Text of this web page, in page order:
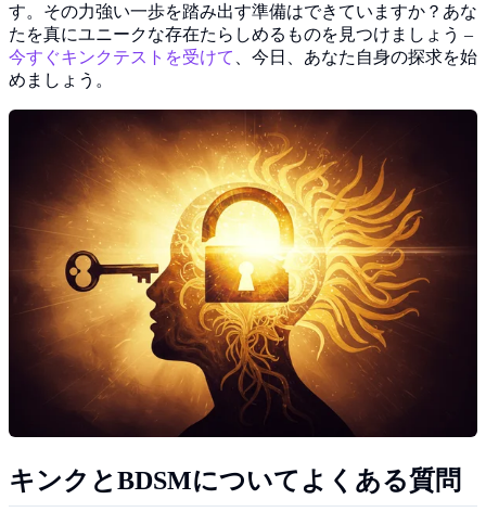
す。その力強い一歩を踏み出す準備はできていますか？あな
たを真にユニークな存在たらしめるものを見つけましょう –
今すぐキンクテストを受けて
、今日、あなた自身の探求を始
めましょう。
キンクとBDSMについてよくある質問